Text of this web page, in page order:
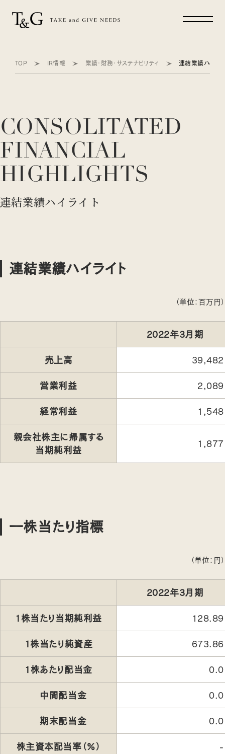
TOP IR情報 業績・財務・サステナビリティ 連結業績ハイライ
CONSOLITATED
FINANCIAL
HIGHLIGHTS
連結業績ハイライト
連結業績ハイライト
（単位：百万円）
2022年3月期
売上高 39,482
営業利益 2,089
経常利益 1,548
親会社株主に帰属する
当期純利益
1,877
一株当たり指標
（単位：円）
2022年3月期
1株当たり当期純利益 128.89
1株当たり純資産 673.86
1株あたり配当金 0.0
中間配当金 0.0
期末配当金 0.0
株主資本配当率（％） -